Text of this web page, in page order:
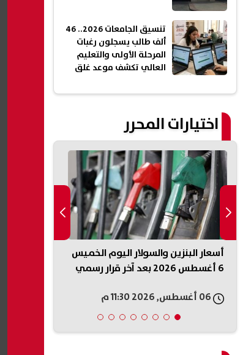
تنسيق الجامعات 2026.. 46
ألف طالب يسجلون رغبات
المرحلة الأولى والتعليم
العالي تكشف موعد غلق
اختيارات المحرر
أسعار البنزين والسولار اليوم الخميس
6 أغسطس 2026 بعد آخر قرار رسمي